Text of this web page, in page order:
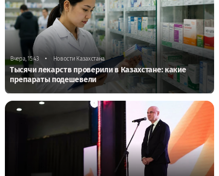
Вчера, 15:43 • Новости Казахстана
Тысячи лекарств проверили в Казахстане: какие
препараты подешевели